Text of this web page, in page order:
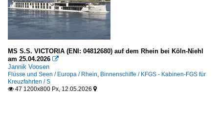
MS S.S. VICTORIA (ENI: 04812680) auf dem Rhein bei Köln-Niehl
am 25.04.2026 
Jannik Voosen
Flüsse und Seen / Europa / Rhein, Binnenschiffe / KFGS - Kabinen-FGS für
Kreuzfahrten / S
 47 1200x800 Px, 12.05.2026 